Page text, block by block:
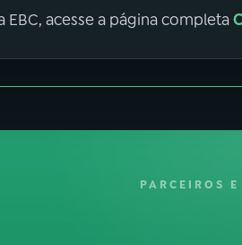
acesse a página completa
PARCEIROS